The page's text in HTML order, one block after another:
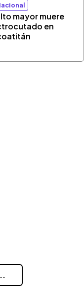
mayor muere
en